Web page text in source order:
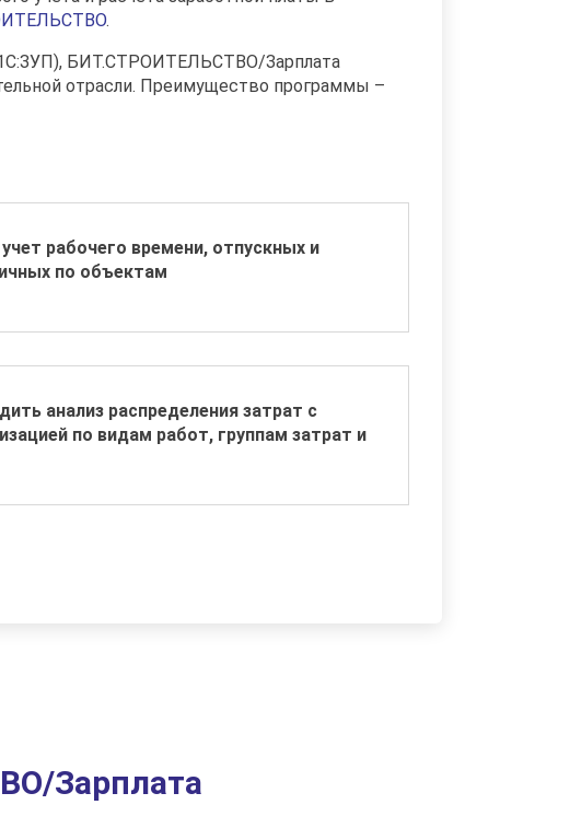
.
(1С:ЗУП), БИТ.СТРОИТЕЛЬСТВО/Зарплата
отрасли. Преимущество программы –
рабочего времени, отпускных и
по объектам
анализ распределения затрат с
по видам работ, группам затрат и
Зарплата